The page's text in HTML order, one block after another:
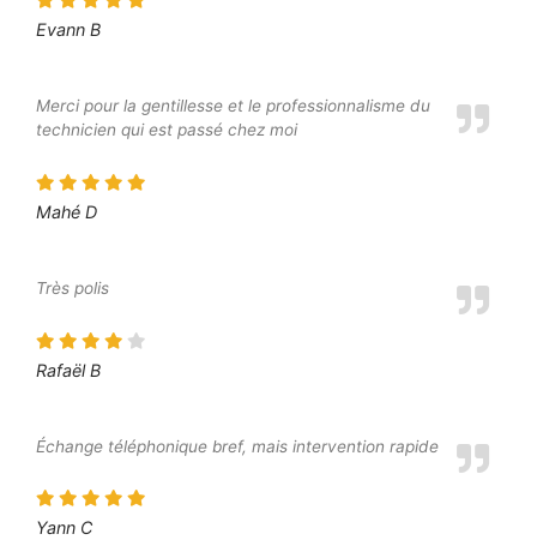
Evann B
Merci pour la gentillesse et le professionnalisme du
technicien qui est passé chez moi
Mahé D
Très polis
Rafaël B
Échange téléphonique bref, mais intervention rapide
Yann C